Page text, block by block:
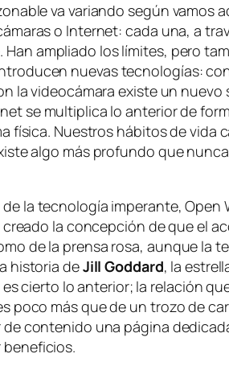
va va­rian­do se­gún
o Internet: ca­da una, a
am­plia­do los lí­mi­tes, pe­ro
nue­vas tec­no­lo­gías:
la vi­deo­cá­ma­ra exis­te un
se mul­ti­pli­ca lo an­te­rior de
fí­si­ca. Nuestros há­bi­tos de
al­go más pro­fun­do que
la tec­no­lo­gía im­pe­ran­te,Open
la con­cep­ción de que el
de la pren­sa ro­sa, aun­que la
his­to­ria deJill Goddard, la
cier­to lo an­te­rior; la re­la­ción
po­co más que de un tro­zo de
con­te­ni­do una pá­gi­na